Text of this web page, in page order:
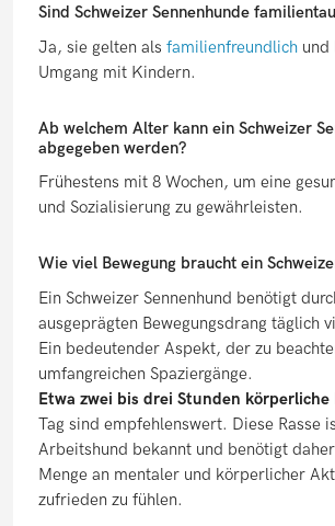
Sind Schweizer Sennenhunde
Ja, sie gelten als familienfreundlichund
Umgang mit Kindern.
Ab welchem Alter kann ein Schweizer
abgegeben werden?
Frühestens mit 8 Wochen, um eine
und Sozialisierung zu gewährleisten.
Wie viel Bewegung braucht ein
Ein Schweizer Sennenhund benötigt
ausgeprägten Bewegungsdrang täglich
Ein bedeutender Aspekt, der zu
umfangreichen Spaziergänge.
Etwa zwei bis drei Stunden körperliche
Tag sind empfehlenswert. Diese Rasse
Arbeitshund bekannt und benötigt
Menge an mentaler und körperlicher
zufrieden zu fühlen.